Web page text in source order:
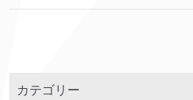
カテゴリー